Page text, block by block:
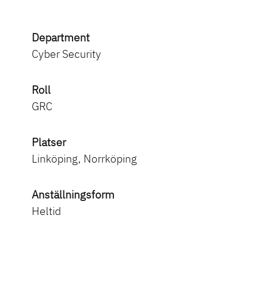
Department
Cyber Security
Roll
GRC
Platser
Linköping, Norrköping
Anställningsform
Heltid